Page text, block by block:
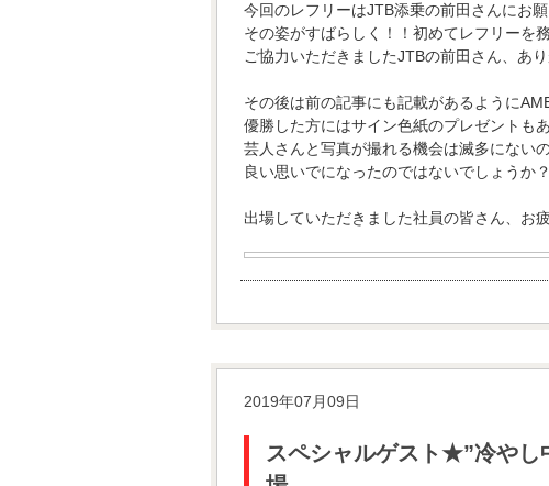
今回のレフリーはJTB添乗の前田さんにお願
その姿がすばらしく！！初めてレフリーを
ご協力いただきましたJTBの前田さん、あり
その後は前の記事にも記載があるように
優勝した方にはサイン色紙のプレゼントも
芸人さんと写真が撮れる機会は滅多にない
良い思いでになったのではないでしょうか？
出場していただきました社員の皆さん、お
2019年07月09日
スペシャルゲスト★”冷やし